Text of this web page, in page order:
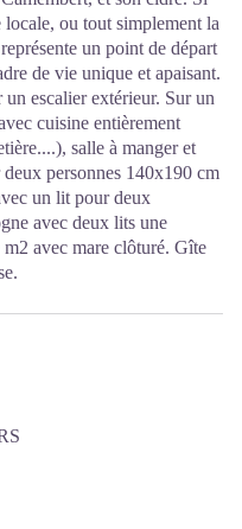
ou tout simplement la
un point de départ
de vie unique et apaisant.
escalier extérieur. Sur un
cuisine entièrement
salle à manger et
personnes 140x190 cm
un lit pour deux
avec deux lits une
avec mare clôturé. Gîte